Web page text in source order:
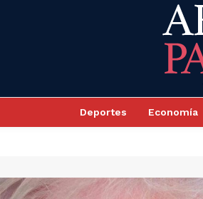
Deportes Economía